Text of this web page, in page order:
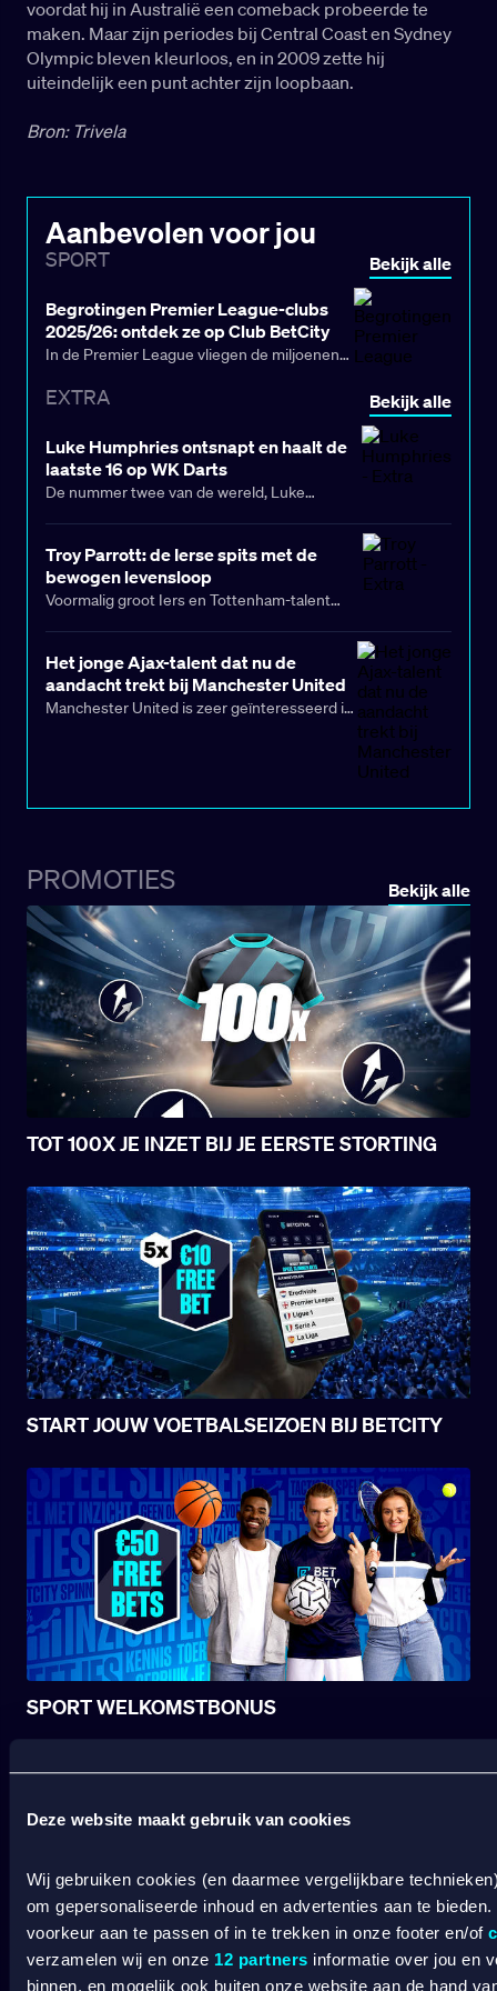
Deze website maakt gebruik van cookies
Wij gebruiken cookies (en daarmee vergelijkbare
om gepersonaliseerde inhoud en advertenties aan te
voorkeur aan te passen of in te trekken in onze footer en/of
verzamelen wij en onze 12 partners informatie over jou en
binnen, en mogelijk ook buiten onze website aan de hand
voordat hij in Australië een comeback probeerde te
maken. Maar zijn periodes bij Central Coast en Sydney
Olympic bleven kleurloos, en in 2009 zette hij
uiteindelijk een punt achter zijn loopbaan.
Bron: Trivela
Aanbevolen voor jou
SPORT Bekijk alle
Begrotingen Premier League-clubs
2025/26: ontdek ze op Club BetCity
In de Premier League vliegen de miljoenen
begrotingen van het hoogste niveau van
EXTRA Bekijk alle
Luke Humphries ontsnapt en haalt de
laatste 16 op WK Darts
De nummer twee van de wereld, Luke
verzekerd van een plek in de laatste 16 op het
WK Darts.
Troy Parrott: de Ierse spits met de
bewogen levensloop
Voormalig groot Iers en Tottenham-talent
geschoten. Sindsdien is de spits van AZ
Alkmaar, die opgroeide in een moeilijke buurt
in Dublin, uitgegroeid tot een volksheld.
Het jonge Ajax-talent dat nu de
aandacht trekt bij Manchester United
Manchester United is zeer geïnteresseerd in
voor de Amsterdamse club: hij speelde al
ingezet als linksback en als middenvelder bij
Ajax. Manchester United is zeer
geïnteresseerd in het jonge Ajax-talent
Jorthy Mokio en volgt zijn ontwikkeling op de
voet.
PROMOTIES Bekijk alle
TOT 100X JE INZET BIJ JE EERSTE STORTING
START JOUW VOETBALSEIZOEN BIJ BETCITY
SPORT WELKOMSTBONUS
VERANTWOORD
BETCITY
SPORTSBOOK